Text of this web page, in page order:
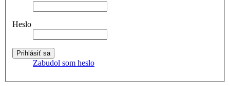
Heslo
Zabudol som heslo